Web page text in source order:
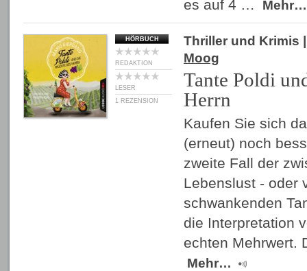
es auf 4 … Mehr…
HÖRBUCH
REDAKTION
LESER
1 REZENSION
Thriller und Krimis
Moog
Tante Poldi
Herrn
Kaufen Sie sich
(erneut) noch
zweite Fall der
Lebenslust - oder
schwankenden
die Interpretation
echten Mehrwert.
Mehr…